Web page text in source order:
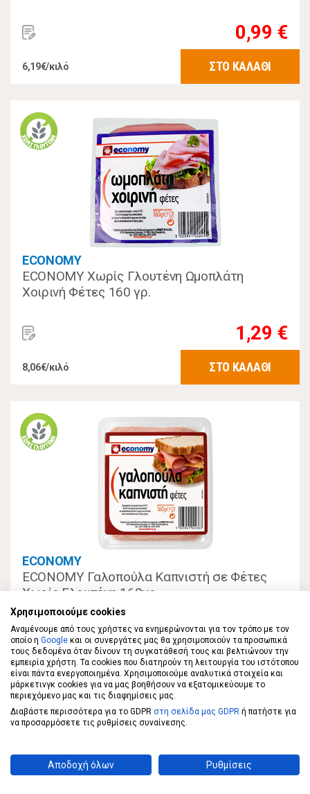
0,99 €
6,19€/κιλό ΣΤΟ ΚΑΛΑΘΙ
ECONOMY
ECONOMY Χωρίς Γλουτένη Ωμοπλάτη
Χοιρινή Φέτες 160 γρ.
1,29 €
8,06€/κιλό ΣΤΟ ΚΑΛΑΘΙ
ECONOMY
ECONOMY Γαλοπούλα Καπνιστή σε Φέτες
Χωρίς Γλουτένη 160γρ
1,59 €
9,94€/κιλό ΣΤΟ ΚΑΛΑΘΙ
Χρησιμοποιούμε cookies
Αναμένουμε από τους χρήστες να ενημερώνονται για τον τρόπο με τον
οποίο η Google και οι συνεργάτες μας θα χρησιμοποιούν τα προσωπικά
τους δεδομένα όταν δίνουν τη συγκατάθεσή τους και βελτιώνουν την
εμπειρία χρήστη. Τα cookies που διατηρούν τη λειτουργία του ιστότοπου
είναι πάντα ενεργοποιημένα. Χρησιμοποιούμε αναλυτικά στοιχεία και
μάρκετινγκ cookies για να μας βοηθήσουν να εξατομικεύουμε το
περιεχόμενο μας και τις διαφημίσεις μας.
Διαβάστε περισσότερα για το GDPR στη σελίδα μας GDPR ή πατήστε για
να προσαρμόσετε τις ρυθμίσεις συναίνεσης.
Αποδοχή όλων Ρυθμίσεις